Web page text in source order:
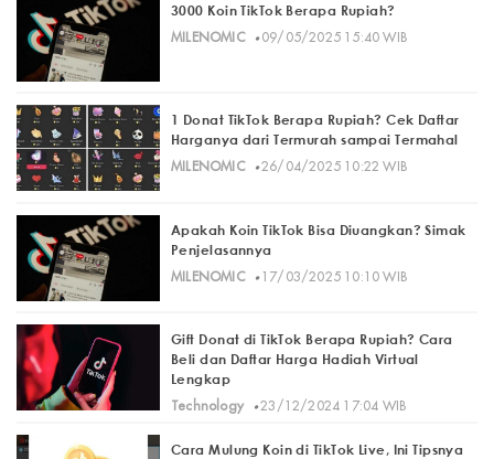
3000 Koin TikTok Berapa Rupiah?
MILENOMIC· 09/05/2025 15:40 WIB
1 Donat TikTok Berapa Rupiah? Cek Daftar
Harganya dari Termurah sampai Termahal
MILENOMIC· 26/04/2025 10:22 WIB
Apakah Koin TikTok Bisa Diuangkan? Simak
Penjelasannya
MILENOMIC· 17/03/2025 10:10 WIB
Gift Donat di TikTok Berapa Rupiah? Cara
Beli dan Daftar Harga Hadiah Virtual
Lengkap
Technology
· 23/12/2024 17:04 WIB
Cara Mulung Koin di TikTok Live, Ini Tipsnya